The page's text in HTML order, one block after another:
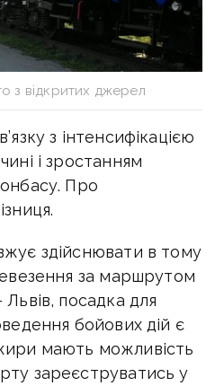
з відкритих джерел
з інтенсифікацією
і зростанням
Про
здійснювати в тому
за маршрутом
посадка для
бойових дій є
мають можливість
зареєструватись у